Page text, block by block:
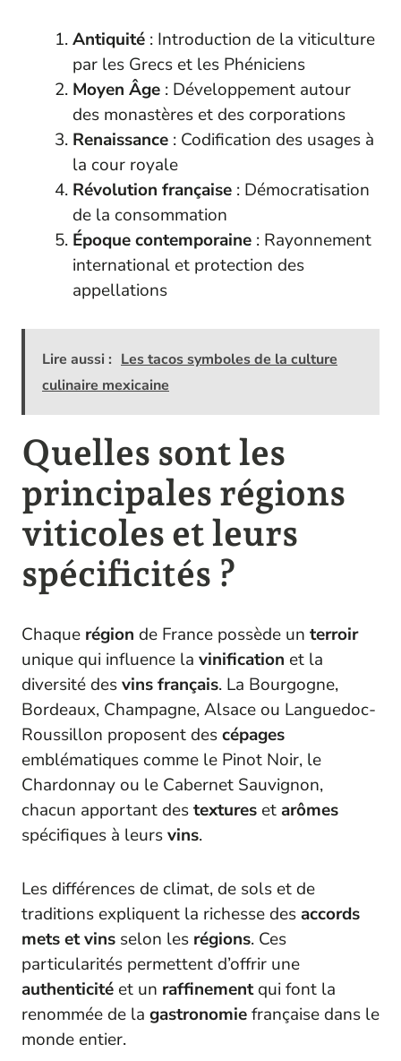
Antiquité : Introduction de la viticulture
par les Grecs et les Phéniciens
Moyen Âge : Développement autour
des monastères et des corporations
Renaissance : Codification des usages à
la cour royale
Révolution française : Démocratisation
de la consommation
Époque contemporaine : Rayonnement
international et protection des
appellations
Lire aussi : Les tacos symboles de la culture
culinaire mexicaine
Quelles sont les
principales régions
viticoles et leurs
spécificités ?
Chaque région de France possède un terroir
unique qui influence la vinification et la
diversité desvins français. La Bourgogne,
Bordeaux, Champagne, Alsace ou Languedoc-
Roussillon proposent descépages
emblématiques comme le Pinot Noir, le
Chardonnay ou le Cabernet Sauvignon,
chacun apportant destextures etarômes
spécifiques à leursvins.
Les différences de climat, de sols et de
traditions expliquent la richesse desaccords
mets et vins selon les régions. Ces
particularités permettent d’offrir une
authenticité et un raffinementqui font la
renommée de la gastronomiefrançaise dans le
monde entier.